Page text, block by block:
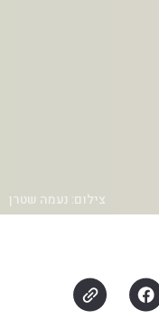
צילום: נעמה שטרן